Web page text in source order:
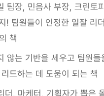
팀장, 민음사 부장, 크린토
! 팀원들이 인정한 일잘 리
책
않는 기반을 세우고 팀원들
드하는 데 도움이 되는 책
더, 마케터, 기획자가 뽑은